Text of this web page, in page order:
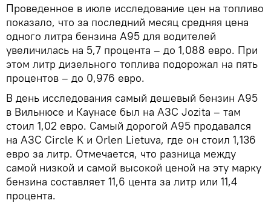
Проведенное в июле исследование цен на топливо
показало, что за последний месяц средняя цена
одного литра бензина A95 для водителей
увеличилась на 5,7 процента – до 1,088 евро. При
этом литр дизельного топлива подорожал на пять
процентов – до 0,976 евро.
В день исследования самый дешевый бензин А95
в Вильнюсе и Каунасе был на АЗС Jozita – там
стоил 1,02 евро. Самый дорогой А95 продавался
на АЗС Circle K и Orlen Lietuva, где он стоил 1,136
евро за литр. Отмечается, что разница между
самой низкой и самой высокой ценой на эту марку
бензина составляет 11,6 цента за литр или 11,4
процента.